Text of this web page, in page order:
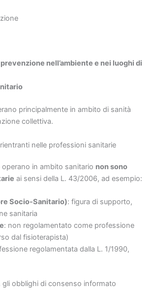
nell’ambiente e nei luoghi di
principalmente in ambito di sanità
collettiva.
nelle professioni sanitarie
operano in ambito sanitario non sono
ai sensi della L. 43/2006, ad esempio:
Socio-Sanitario): figura di supporto,
sanitaria
: non regolamentato come professione
dal fisioterapista)
regolamentata dalla L. 1/1990,
gli obblighi di consenso informato